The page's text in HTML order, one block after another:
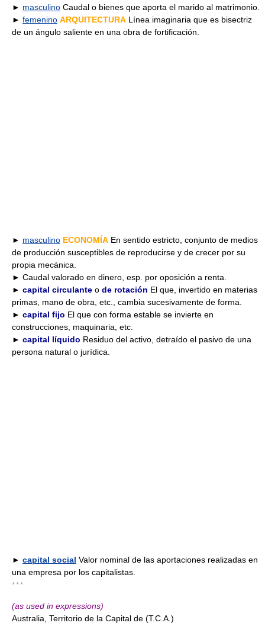
► masculino Caudal o bienes que aporta el marido al matrimonio.
► femenino ARQUITECTURA Línea imaginaria que es bisectriz
de un ángulo saliente en una obra de fortificación.
► masculino ECONOMÍA En sentido estricto, conjunto de medios
de producción susceptibles de reproducirse y de crecer por su
propia mecánica.
► Caudal valorado en dinero, esp. por oposición a renta.
► capital circulante o de rotación El que, invertido en materias
primas, mano de obra, etc., cambia sucesivamente de forma.
► capital fijo El que con forma estable se invierte en
construcciones, maquinaria, etc.
► capital líquido Residuo del activo, detraído el pasivo de una
persona natural o jurídica.
► capital social Valor nominal de las aportaciones realizadas en
una empresa por los capitalistas.
* * *
(as used in expressions)
Australia, Territorio de la Capital de (T.C.A.)